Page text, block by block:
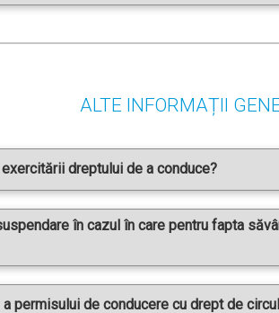
ALTE INFORMAȚII
dreptului de a conduce?
în cazul în care pentru fapta
permisului de conducere cu drept de